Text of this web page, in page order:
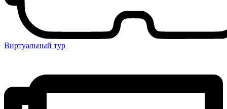
Виртуальный тур